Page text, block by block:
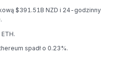
$391.51B NZD i 24-godzinny
spadł o 0.23%.